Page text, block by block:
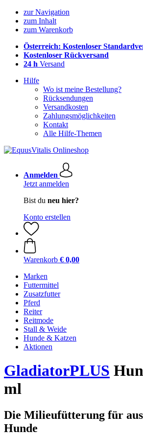
zur Navigation
zum Inhalt
zum Warenkorb
Österreich: Kostenloser
Kostenloser Rückversand
24 h Versand
Hilfe
Wo ist meine Bestellung?
Rücksendungen
Versandkosten
Zahlungsmöglichkeiten
Kontakt
Alle Hilfe-Themen
Anmelden
Jetzt anmelden
Bist du neu hier?
Konto erstellen
Warenkorb € 0,00
Marken
Futtermittel
Zusatzfutter
Pferd
Reiter
Reitmode
Stall & Weide
Hunde & Katzen
Aktionen
GladiatorPLUS
ml
Die Milieufütterung für
Hunde